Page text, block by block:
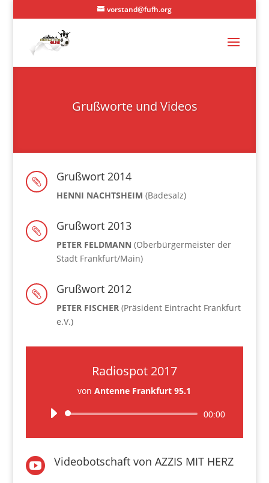
vorstand@fufh.org
Grußworte und Videos
 Grußwort 2014
HENNI NACHTSHEIM (Badesalz)
 Grußwort 2013
PETER FELDMANN (Oberbürgermeister der
Stadt Frankfurt/Main)
 Grußwort 2012
PETER FISCHER(Präsident Eintracht Frankfurt
e.V.)
Radiospot 2017
vonAntenne Frankfurt 95.1
Audio-
00:00
 Videobotschaft von AZZIS MIT HERZ